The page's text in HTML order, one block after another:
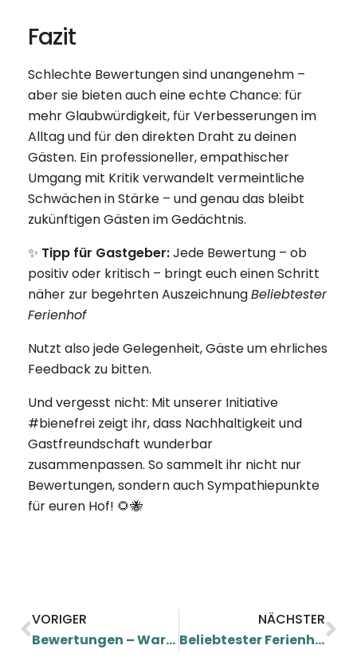
Fazit
Schlechte Bewertungen sind unangenehm –
aber sie bieten auch eine echte Chance: für
mehr Glaubwürdigkeit, für Verbesserungen im
Alltag und für den direkten Draht zu deinen
Gästen. Ein professioneller, empathischer
Umgang mit Kritik verwandelt vermeintliche
Schwächen in Stärke – und genau das bleibt
zukünftigen Gästen im Gedächtnis.
✨ Tipp für Gastgeber:Jede Bewertung – ob
positiv oder kritisch – bringt euch einen Schritt
näher zur begehrten AuszeichnungBeliebtester
Ferienhof
Nutzt also jede Gelegenheit, Gäste um ehrliches
Feedback zu bitten.
Und vergesst nicht: Mit unserer Initiative
#bienefrei zeigt ihr, dass Nachhaltigkeit und
Gastfreundschaft wunderbar
zusammenpassen. So sammelt ihr nicht nur
Bewertungen, sondern auch Sympathiepunkte
für euren Hof! 🌻🐝
VORIGER
Bewertungen – Warum Gästestimmen Gold wert sind & wie du sie für dich nutzen kannst
NÄCHSTER
Beliebtester Ferienhof 2026 & TOP Ferienhof 2026